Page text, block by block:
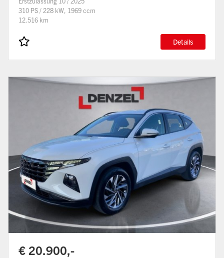
310 PS / 228 kW, 1969 ccm
12.516 km
Details
€ 20.900,-